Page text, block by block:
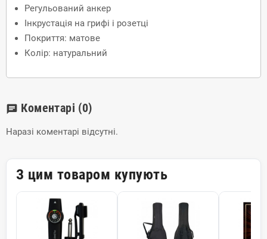
Регульований анкер
Інкрустація на грифі і розетці
Покриття: матове
Колір: натуральний
chat Коментарі (0)
Наразі коментарі відсутні.
З цим товаром купують